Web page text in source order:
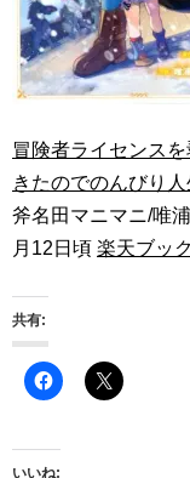
冒険者ライセンス
きたのでのんびり人
斧名田マニマニ/唯
月12日頃 楽天ブッ
共有:
いいね: